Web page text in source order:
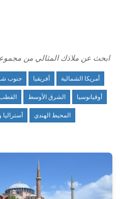
ابحث عن ملاذك المثالي من
جنوب أفريقيا أمريكا الشمالية
الشرق الأوسط أوقيانوسيا
أستراليا المحيط الهندي